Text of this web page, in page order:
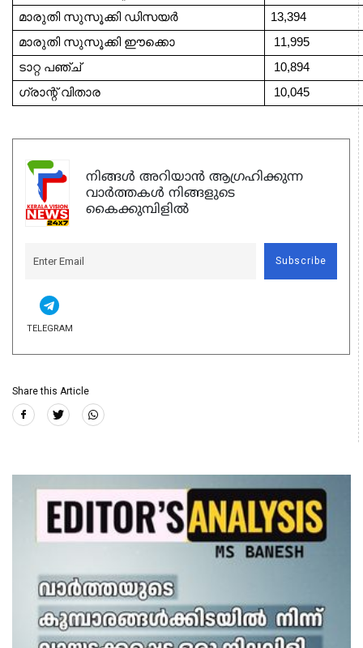
മാരുതി സുസൂക്കി ഡിസയര്‍
13,394
മാരുതി സുസൂക്കി ഈക്കൊ
11,995
ടാറ്റ പഞ്ച്
10,894
ഗ്രാന്റ് വിതാര
10,045
നിങ്ങൾ അറിയാൻ ആഗ്രഹിക്കുന്ന
വാർത്തകൾ നിങ്ങളുടെ
കൈക്കുമ്പിളിൽ
Subscribe
TELEGRAM
Share this Article